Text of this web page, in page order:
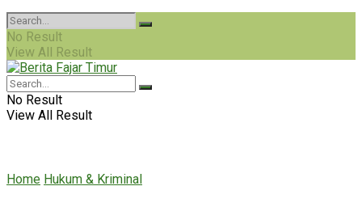
No Result
View All Result
No Result
View All Result
Home Hukum & Kriminal